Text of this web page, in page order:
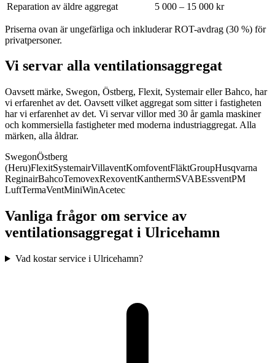
Reparation av äldre aggregat
5 000 – 15 000 kr
Priserna ovan är ungefärliga och inkluderar ROT-avdrag (30 %) för
privatpersoner.
Vi servar alla ventilationsaggregat
Oavsett märke, Swegon, Östberg, Flexit, Systemair eller Bahco, har
vi erfarenhet av det. Oavsett vilket aggregat som sitter i fastigheten
har vi erfarenhet av det. Vi servar villor med 30 år gamla maskiner
och kommersiella fastigheter med moderna industriaggregat. Alla
märken, alla åldrar.
SwegonÖstberg
(Heru)FlexitSystemairVillaventKomfoventFläktGroupHusqvarna
ReginairBahcoTemovexRexoventKanthermSVABEssventPM
LuftTermaVentMiniWinAcetec
Vanliga frågor om service av
ventilationsaggregat i Ulricehamn
Vad kostar service i Ulricehamn?